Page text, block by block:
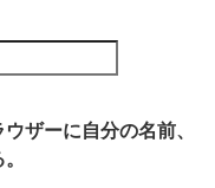
ザーに自分の名前、